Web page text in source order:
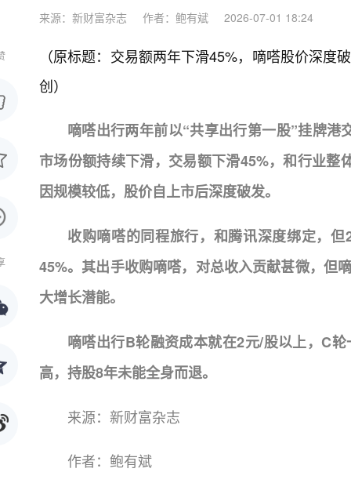
来源：新财富杂志 作者：鲍有斌 2026-07-01 18:24
（原标题：交易额两年下滑45%，嘀嗒股价深
创）
嘀嗒出行两年前以“共享出行第一股”挂牌
市场份额持续下滑，交易额下滑45%，和行业
因规模较低，股价自上市后深度破发。
收购嘀嗒的同程旅行，和腾讯深度绑定，
45%。其出手收购嘀嗒，对总收入贡献甚微，但
大增长潜能。
嘀嗒出行B轮融资成本就在2元/股以上，C
高，持股8年未能全身而退。
来源：新财富杂志
作者：鲍有斌